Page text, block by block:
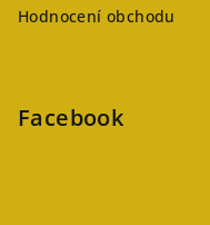
Hodnocení obchodu
Facebook